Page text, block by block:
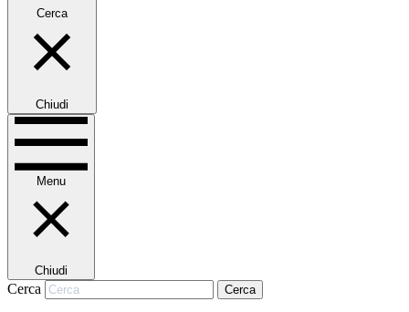
Cerca
Chiudi
Menu
Chiudi
Cerca Cerca